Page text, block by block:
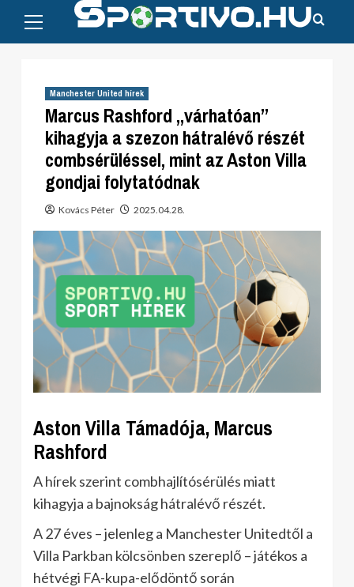
content
Menu
Manchester United hírek
Marcus Rashford „várhatóan”
kihagyja a szezon hátralévő részét
combsérüléssel, mint az Aston Villa
gondjai folytatódnak
Kovács Péter 2025.04.28.
Aston Villa Támadója, Marcus
Rashford
A hírek szerint combhajlítósérülés miatt
kihagyja a bajnokság hátralévő részét.
A 27 éves – jelenleg a Manchester Unitedtől a
Villa Parkban kölcsönben szereplő – játékos a
hétvégi FA-kupa-elődöntő során